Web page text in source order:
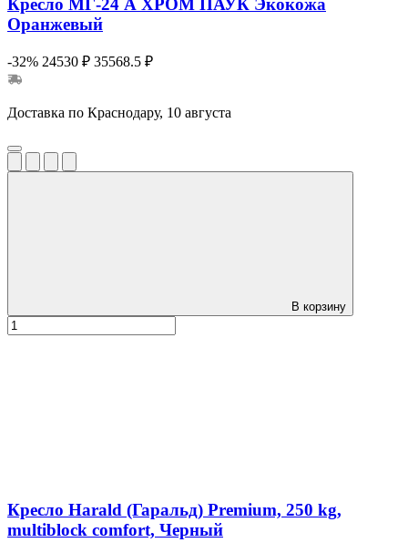
Кресло МГ-24 А ХРОМ ПАУК Экокожа
Оранжевый
-32% 24530 ₽ 35568.5 ₽
Доставка по Краснодару, 10 августа
В корзину
Кресло Harald (Гаральд) Premium, 250 kg,
multiblock comfort, Черный